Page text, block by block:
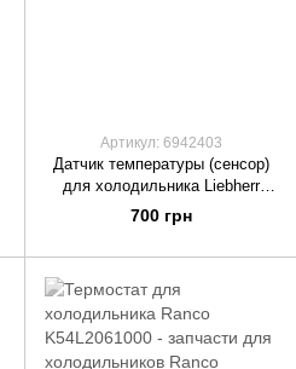
Артикул: 6942403
Датчик температуры (сенсор)
для холодильника Liebherr
6942403
700 грн